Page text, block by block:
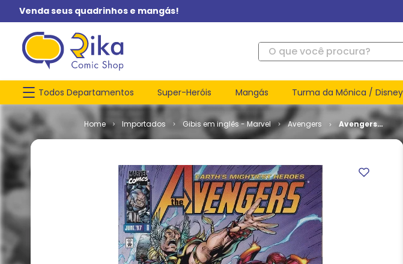
Venda seus quadrinhos e mangás!
O que você procura?
Todos Departamentos Super-Heróis Mangás Turma da Mônica / Disney
Importados Gibis em inglês - Marvel Avengers
Avengers -
Volume 2